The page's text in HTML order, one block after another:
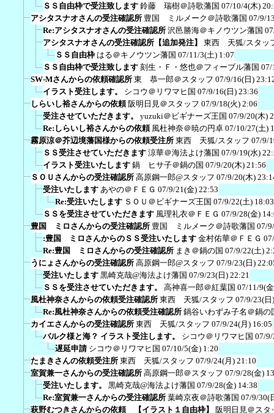
ＳＳ自由枠で受注致します 鈴藤 瑞樹＠詩歌藩国 07/10/4(木)
アシタスナオさんの受注確認所 豊国 ミルメーク＠詩歌藩国 07/9/
Re:アシタスナオさんの受注確認所 沢邑勝海＠キノウツン藩国
アシタスナオさんの受注確認所【追加発注】
東西 天狐/スタッ
ＳＳ自由枠 はる＠キノウツン藩国 07/11/3(土) 1:07
ＳＳ自由枠で受注致します 刻生・Ｆ・悠也＠フィーブル藩国 07/
SW-Mさんからの依頼確認所 東 恭一郎＠スタッフ 07/9/16(日)
イラスト受注します。
シコウ＠リワマヒ国 07/9/16(日) 23:36
しらいし裕さんからの依頼 阪明日見＠スタッフ 07/9/18(火) 2:06
受注させていただきます。
yuzuki＠ビギナーズ王国 07/9/20(木)
Re:しらいし裕さんからの依頼 風杜神奈＠暁の円卓 07/10/27(土)
霧原涼＠芥辺境藩国様からの依頼受注所 東西 天狐/スタッフ 07/9/
ＳＳ受注させていただきます 涼華＠海法よけ藩国 07/9/19(水)
イラスト受注いたします 鍋 ヒサ子＠鍋の国 07/9/20(木) 21:56
ＳＯＵさんからの受注確認所 高原鋼一郎@スタッフ 07/9/20(木)
受注いたします あやの＠ＦＥＧ 07/9/21(金) 22:53
Re:受注いたします ＳＯＵ＠ビギナーズ王国 07/9/22(土) 18:03
ＳＳを受注させていただきます 風理礼衣＠ＦＥＧ 07/9/28(金)
豊国 ミロさんからの受注確認所 豊国 ミルメーク＠詩歌藩国 07/
:豊国 ミロさんからのＳＳ受注いたします 金村佑華＠ＦＥＧ
Re:豊国 ミロさんからの受注確認所 まき＠鍋の国 07/9/22(土)
うにょさんからの受注確認所 高原鋼一郎@スタッフ 07/9/23(日)
受注いたします 黒崎克哉@海法よけ藩国 07/9/23(日) 22:21
ＳＳを受注させていただきます。
高神喜一郎＠紅葉国 07/11/9(
風杜神奈さんからの依頼受注確認所 東西 天狐/スタッフ 07/9/23(日
Re:風杜神奈さんからの依頼受注確認所 鍋谷いわずみ子名＠鍋の
カイエさんからの受注確認所 東西 天狐/スタッフ 07/9/24(月) 16:05
バルク様と海？ イラスト受注します。
シコウ＠リワマヒ国 07/
遅延申請 シコウ＠リワマヒ国 07/10/5(金) 1:20
たまきさんの依頼受注所 東西 天狐/スタッフ 07/9/24(月) 21:10
室賀兼一さんからの受注確認所 高原鋼一郎＠スタッフ 07/9/28(金)
受注いたします。
黒崎克哉@海法よけ藩国 07/9/28(金) 14:38
Re:室賀兼一さんからの受注確認所 葉崎京夜＠詩歌藩国 07/9/30(
萩野むつきさんからの依頼 【イラスト１自由枠】
阪明日見＠スタ